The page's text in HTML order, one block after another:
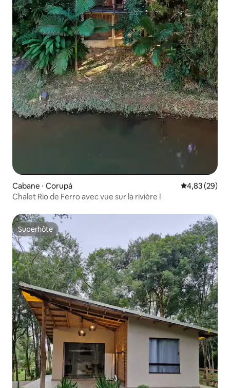
Cabane ⋅ Corupá Évaluation
4,83 (29)
Chalet Rio de Ferro avec vue sur la rivière !
Superhôte
Superhôte